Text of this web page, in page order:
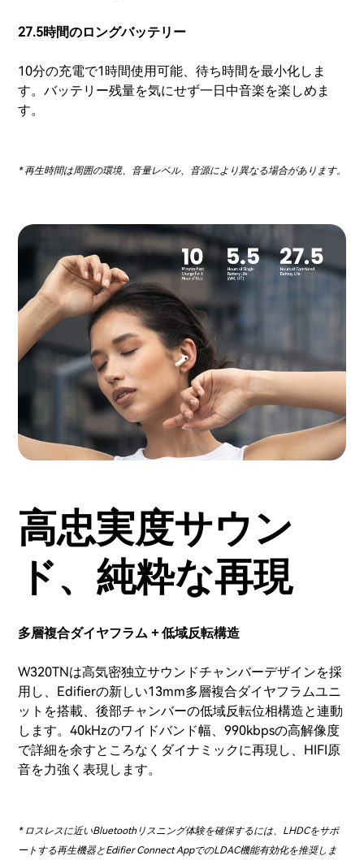
27.5時間のロングバッテリー
10分の充電で1時間使用可能、待ち時間を最小化しま
す。バッテリー残量を気にせず一日中音楽を楽しめま
す。
* 再生時間は周囲の環境、音量レベル、音源により異なる場合があります。
高忠実度サウン
ド、純粋な再現
多層複合ダイヤフラム + 低域反転構造
W320TNは高気密独立サウンドチャンバーデザインを採
用し、Edifierの新しい13mm多層複合ダイヤフラムユニ
ットを搭載、後部チャンバーの低域反転位相構造と連動
します。40kHzのワイドバンド幅、990kbpsの高解像度
で詳細を余すところなくダイナミックに再現し、HIFI原
音を力強く表現します。
* ロスレスに近いBluetoothリスニング体験を確保するには、LHDCをサポ
ートする再生機器とEdifier Connect AppでのLDAC機能有効化を推奨しま